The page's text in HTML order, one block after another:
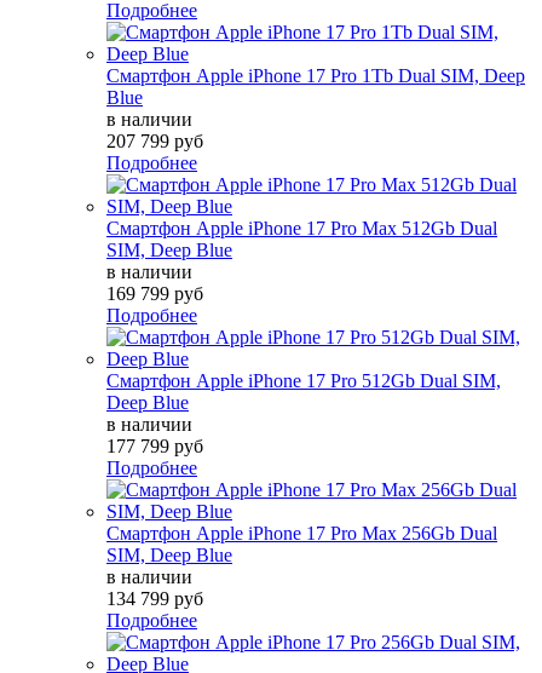
Подробнее
Смартфон Apple iPhone 17 Pro 1Tb Dual SIM, Deep
Blue
в наличии
207 799 руб
Подробнее
Смартфон Apple iPhone 17 Pro Max 512Gb Dual
SIM, Deep Blue
в наличии
169 799 руб
Подробнее
Смартфон Apple iPhone 17 Pro 512Gb Dual SIM,
Deep Blue
в наличии
177 799 руб
Подробнее
Смартфон Apple iPhone 17 Pro Max 256Gb Dual
SIM, Deep Blue
в наличии
134 799 руб
Подробнее